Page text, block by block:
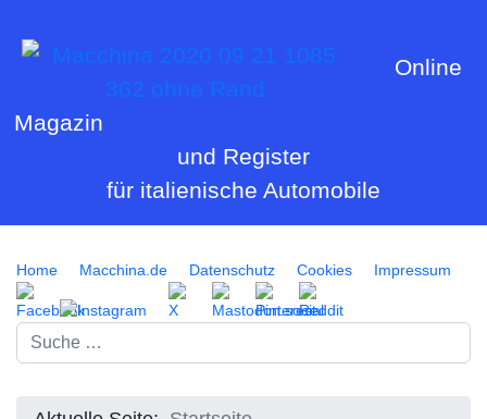
Online
Magazin
und Register
für italienische Automobile
Home Macchina.de Datenschutz Cookies Impressum
Suchen